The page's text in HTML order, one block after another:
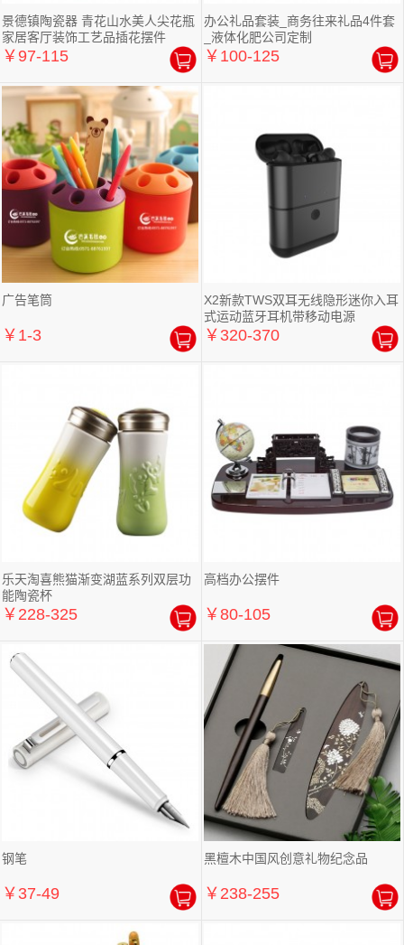
景德镇陶瓷器 青花山水美人尖花瓶
家居客厅装饰工艺品插花摆件
￥97-115
办公礼品套装_商务往来礼品4件套
_液体化肥公司定制
￥100-125
广告笔筒
￥1-3
X2新款TWS双耳无线隐形迷你入耳
式运动蓝牙耳机带移动电源
￥320-370
乐天淘喜熊猫渐变湖蓝系列双层功
能陶瓷杯
￥228-325
高档办公摆件
￥80-105
钢笔
￥37-49
黑檀木中国风创意礼物纪念品
￥238-255